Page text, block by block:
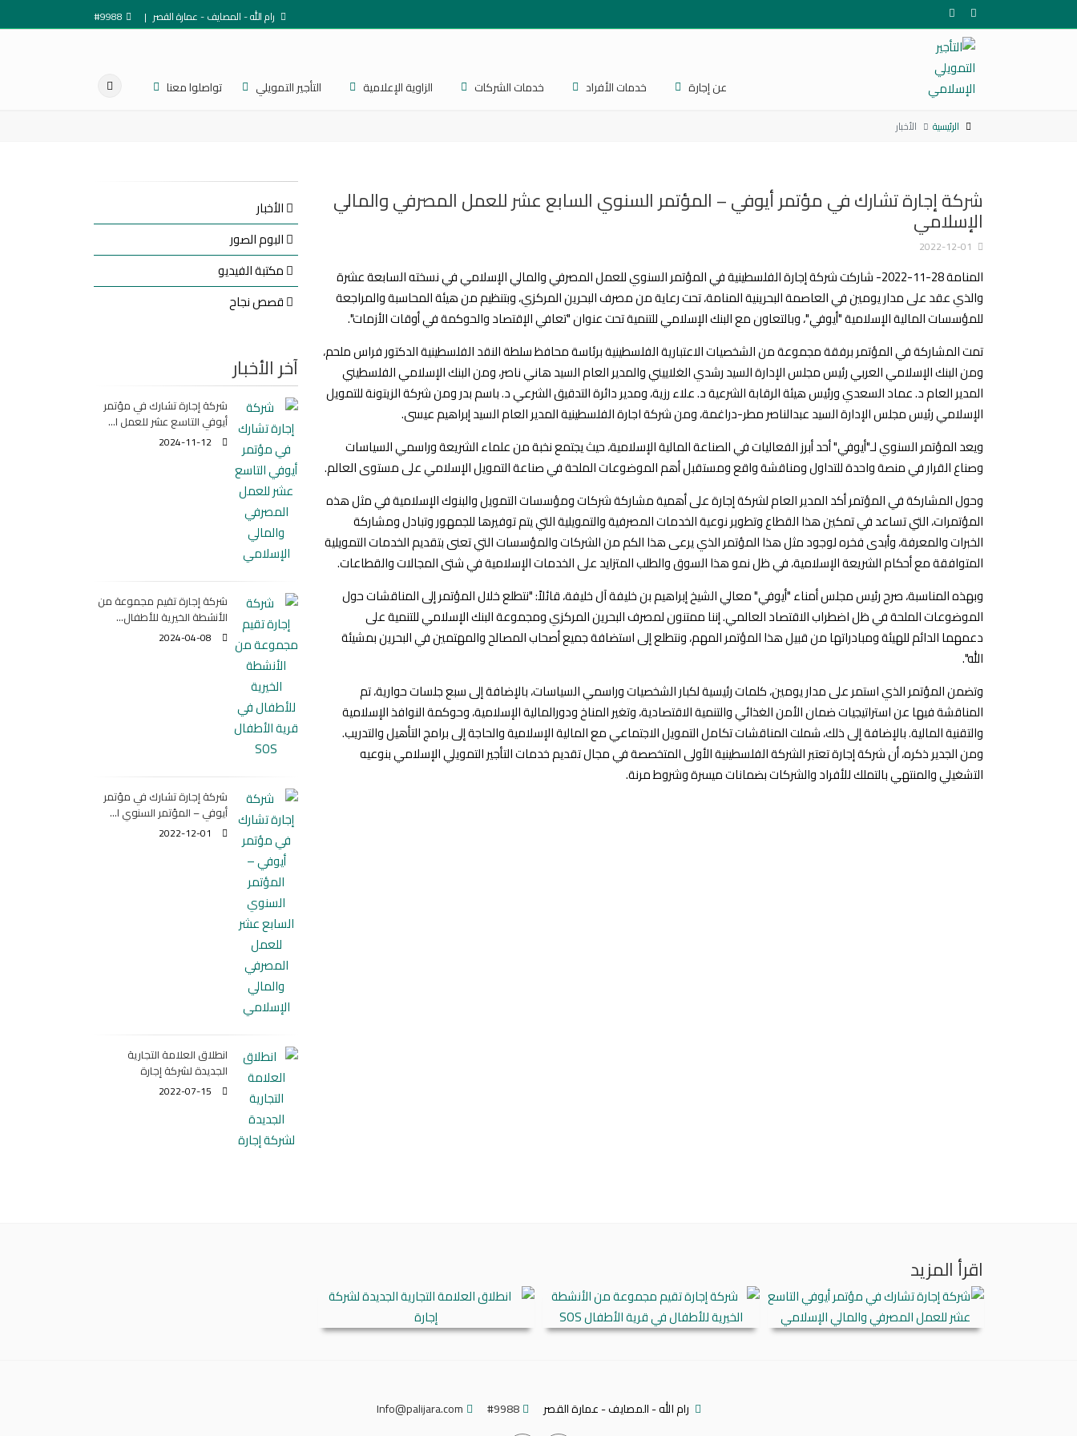
رام الله - المصايف - عمارة القصر |
#9988
عن إجارة خدمات الأفراد خدمات الشركات الزاوية الإعلامية التأجير التمويلي تواصلوا معنا
الرئيسية الأخبار
شركة إجارة تشارك في مؤتمر أيوفي – المؤتمر السنوي السابع عشر للعمل المصرفي والمالي
الإسلامي
المنامة 28-11-2022- شاركت شركة إجارة الفلسطينية في المؤتمر السنوي للعمل المصرفي والمالي الإسلامي في نسخته السابعة عشرة
والذي عقد على مدار يومين في العاصمة البحرينية المنامة، تحت رعاية من مصرف البحرين المركزي، وبتنظيم من هيئة المحاسبة والمراجعة
للمؤسسات المالية الإسلامية "أيوفي"، وبالتعاون مع البنك الإسلامي للتنمية تحت عنوان "تعافي الإقتصاد والحوكمة في أوقات الأزمات".
تمت المشاركة في المؤتمر برفقة مجموعة من الشخصيات الاعتبارية الفلسطينية برئاسة محافظ سلطة النقد الفلسطينية الدكتور فراس ملحم،
ومن البنك الإسلامي العربي رئيس مجلس الإدارة السيد رشدي الغلاييني والمدير العام السيد هاني ناصر، ومن البنك الإسلامي الفلسطيني
المدير العام د. عماد السعدي ورئيس هيئة الرقابة الشرعية د. علاء رزية، ومدير دائرة التدقيق الشرعي د. باسم بدر ومن شركة الزيتونة للتمويل
الإسلامي رئيس مجلس الإدارة السيد عبدالناصر مطر-دراغمة، ومن شركة اجارة الفلسطينية المدير العام السيد إبراهيم عيسى.
ويعد المؤتمر السنوي لـ"أيوفي" أحد أبرز الفعاليات في الصناعة المالية الإسلامية، حيث يجتمع نخبة من علماء الشريعة وراسمي السياسات
وصناع القرار في منصة واحدة للتداول ومناقشة واقع ومستقبل أهم الموضوعات الملحة في صناعة التمويل الإسلامي على مستوى العالم.
وحول المشاركة في المؤتمر أكد المدير العام لشركة إجارة على أهمية مشاركة شركات ومؤسسات التمويل والبنوك الإسلامية في مثل هذه
المؤتمرات، التي تساعد في تمكين هذا القطاع وتطوير نوعية الخدمات المصرفية والتمويلية التي يتم توفيرها للجمهور وتبادل ومشاركة
الخبرات والمعرفة، وأبدى فخره لوجود مثل هذا المؤتمر الذي يرعى هذا الكم من الشركات والمؤسسات التي تعنى بتقديم الخدمات التمويلية
المتوافقة مع أحكام الشريعة الإسلامية، في ظل نمو هذا السوق والطلب المتزايد على الخدمات الإسلامية في شتى المجالات والقطاعات.
وبهذه المناسبة، صرح رئيس مجلس أمناء "أيوفي" معالي الشيخ إبراهيم بن خليفة آل خليفة، قائلاً: "نتطلع خلال المؤتمر إلى المناقشات حول
الموضوعات الملحة في ظل اضطراب الاقتصاد العالمي. إننا ممتنون لمصرف البحرين المركزي ومجموعة البنك الإسلامي للتنمية على
دعمهما الدائم للهيئة ومبادراتها من قبيل هذا المؤتمر المهم، ونتطلع إلى استضافة جميع أصحاب المصالح والمهتمين في البحرين بمشيئة
الله".
وتضمن المؤتمر الذي استمر على مدار يومين، كلمات رئيسية لكبار الشخصيات وراسمي السياسات، بالإضافة إلى سبع جلسات حوارية، تم
المناقشة فيها عن استراتيجيات ضمان الأمن الغذائي والتنمية الاقتصادية، وتغير المناخ ودورالمالية الإسلامية، وحوكمة النوافذ الإسلامية
والتقنية المالية. بالإضافة إلى ذلك، شملت المناقشات تكامل التمويل الاجتماعي مع المالية الإسلامية والحاجة إلى برامج التأهيل والتدريب.
ومن الجدير ذكره، أن شركة إجارة تعتبر الشركة الفلسطينية الأولى المتخصصة في مجال تقديم خدمات التأجير التمويلي الإسلامي بنوعيه
التشغيلي والمنتهي بالتملك للأفراد والشركات بضمانات ميسرة وشروط مرنة.
الأخبار
البوم الصور
مكتبة الفيديو
قصص نجاح
آخر الأخبار
شركة إجارة تشارك في مؤتمر
أيوفي التاسع عشر للعمل ا...
شركة إجارة تقيم مجموعة من
الأنشطة الخيرية للأطفال...
شركة إجارة تشارك في مؤتمر
أيوفي – المؤتمر السنوي ا...
انطلاق العلامة التجارية
الجديدة لشركة إجارة
اقرأ المزيد
رام الله - المصايف - عمارة القصر #9988
Info@palijara.com